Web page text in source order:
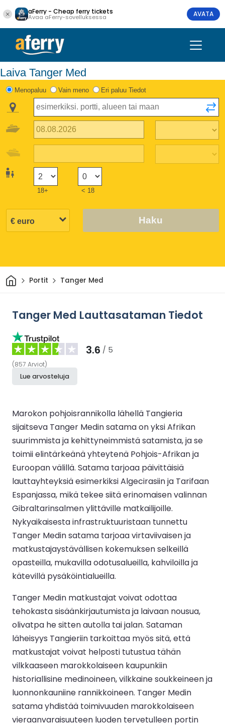
aFerry - Cheap ferry tickets
Avaa aFerry-sovelluksessa AVATA
Laiva Tanger Med
Menopaluu Vain meno Eri paluu Tiedot
18+ < 18
Haku
KotiinPortit Tanger Med
Tanger Med Lauttasataman Tiedot
3.6 / 5
(857 Arviot)
Lue arvosteluja
Marokon pohjoisrannikolla lähellä Tangieria
sijaitseva Tanger Medin satama on yksi Afrikan
suurimmista ja kehittyneimmistä satamista, ja se
toimii elintärkeänä yhteytenä Pohjois-Afrikan ja
Euroopan välillä. Satama tarjoaa päivittäisiä
lauttayhteyksiä esimerkiksi Algecirasiin ja Tarifaan
Espanjassa, mikä tekee siitä erinomaisen valinnan
Gibraltarinsalmen ylittäville matkailijoille.
Nykyaikaisesta infrastruktuuristaan tunnettu
Tanger Medin satama tarjoaa virtaviivaisen ja
matkustajaystävällisen kokemuksen selkeillä
opasteilla, mukavilla odotusalueilla, kahviloilla ja
kätevillä pysäköintialueilla.
Tanger Medin matkustajat voivat odottaa
tehokasta sisäänkirjautumista ja laivaan nousua,
olivatpa he sitten autolla tai jalan. Sataman
läheisyys Tangieriin tarkoittaa myös sitä, että
matkustajat voivat helposti tutustua tähän
vilkkaaseen marokkolaiseen kaupunkiin
historiallisine medinoineen, vilkkaine soukkeineen ja
luonnonkauniine rannikkoineen. Tanger Medin
satama yhdistää toimivuuden marokkolaiseen
vieraanvaraisuuteen luoden tervetulleen portin